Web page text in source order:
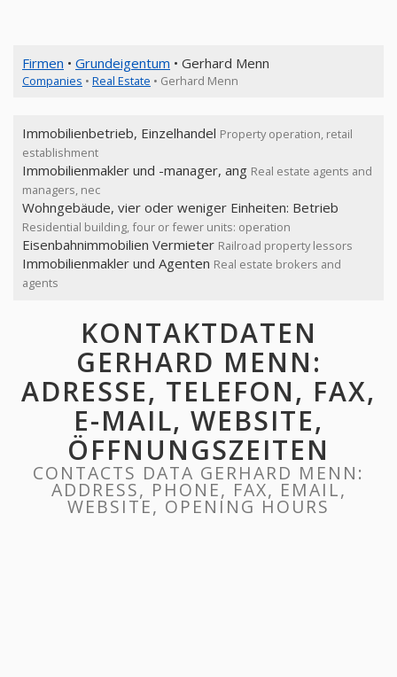
Firmen • Grundeigentum • Gerhard Menn
Companies • Real Estate • Gerhard Menn
Immobilienbetrieb, Einzelhandel Property operation, retail
establishment
Immobilienmakler und -manager, ang Real estate agents and
managers, nec
Wohngebäude, vier oder weniger Einheiten: Betrieb
Residential building, four or fewer units: operation
Eisenbahnimmobilien Vermieter Railroad property lessors
Immobilienmakler und Agenten Real estate brokers and
agents
KONTAKTDATEN
GERHARD MENN:
ADRESSE, TELEFON, FAX,
E-MAIL, WEBSITE,
ÖFFNUNGSZEITEN
CONTACTS DATA GERHARD MENN:
ADDRESS, PHONE, FAX, EMAIL,
WEBSITE, OPENING HOURS